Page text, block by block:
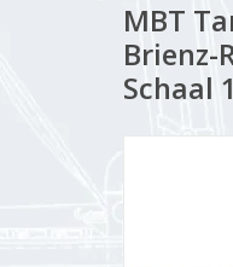
MBT
Brienz-
Schaal